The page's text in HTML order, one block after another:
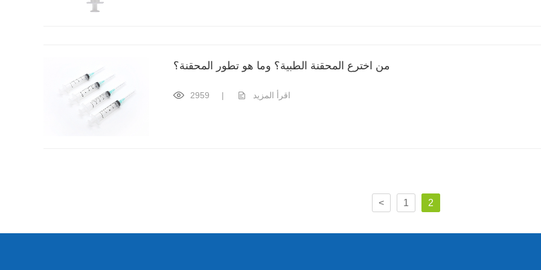
من اخترع المحقنة الطبية؟ وما هو تطور المحقنة؟
2959 | اقرأ المزيد
< 1 2